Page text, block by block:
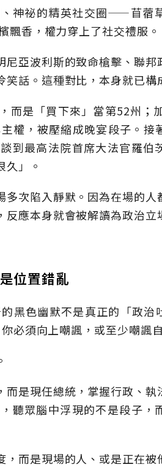
神祕的精英社交圈——苜蓿
飄香，權力穿上了社交禮服。
亞波利斯的致命槍擊、聯邦
話。這種對比，本身就已構
而是「買下來」當第52州；
權，被壓縮成晚宴段子。接
到最高法院首席大法官羅伯
久」。
次陷入靜默。因為在場的人
應本身就會被解讀為政治立
位置錯亂
黑色幽默不是真正的「政
必須向上嘲諷，或至少嘲諷
是現任總統，掌握行政、執
聽眾腦中浮現的不是段子，
而是現場的人、或是正在被